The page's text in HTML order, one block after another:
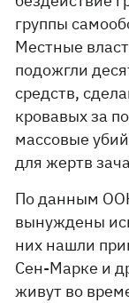
группы
Местные
подожгли
средств,
кровавых за
массовые
для жертв
По данным
вынуждены
них нашли
Сен-Марке и
живут во